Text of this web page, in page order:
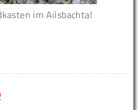
im Ailsbachtal